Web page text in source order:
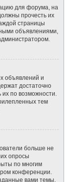
для форума, на
прочесть их
страницы
объявлениями,
объявлений и
достаточно
по возможности.
тем
больше не
опросы
по многим
конференции.
вами темы,